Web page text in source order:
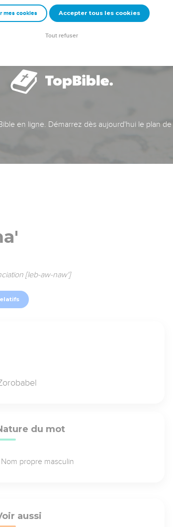
en ligne. Démarrez dès aujourd'hui le plan
[leb-aw-naw']
du mot
Nom propre masculin
aussi
mes cookies Accepter tous les cookies
Tout refuser